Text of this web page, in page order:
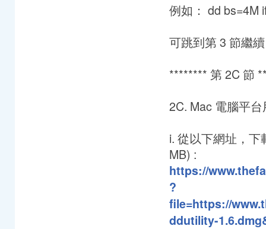
例如： dd bs=4M
可跳到第 3 節繼續
******** 第 2C 節
2C. Mac 電腦平台
i. 從以下網址，下
MB) :
https://
?
file=https://
ddutility-